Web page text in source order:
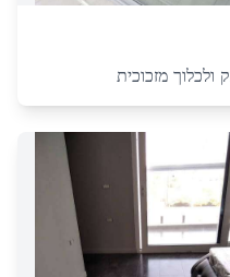
ולכלוך מזכוכית